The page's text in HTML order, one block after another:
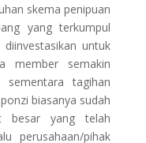
skema penipuan
yang terkumpul
untuk
member semakin
tagihan
biasanya sudah
besar yang telah
perusahaan/pihak